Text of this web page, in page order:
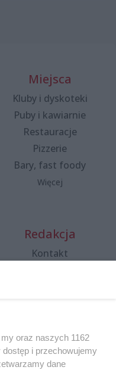
Miejsca
Kluby i dyskoteki
Puby i kawiarnie
Restauracje
Pizzerie
Bary, fast foody
Więcej
Redakcja
Kontakt
koncert z okazji
20. urodzin portalu
wSzczecinie.pl
oraz naszych 1162
i przechowujemy
dane